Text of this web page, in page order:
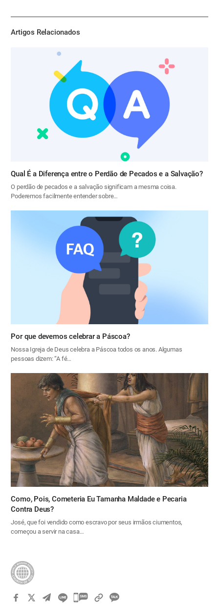
기
Artigos Relacionados
Qual É a Diferença entre o Perdão de Pecados e a Salvação?
O perdão de pecados e a salvação significam a mesma coisa.
Poderemos facilmente entender sobre…
Por que devemos celebrar a Páscoa?
Nossa Igreja de Deus celebra a Páscoa todos os anos. Algumas
pessoas dizem: “A fé…
Como, Pois, Cometeria Eu Tamanha Maldade e Pecaria
Contra Deus?
José, que foi vendido como escravo por seus irmãos ciumentos,
começou a servir na casa…
카